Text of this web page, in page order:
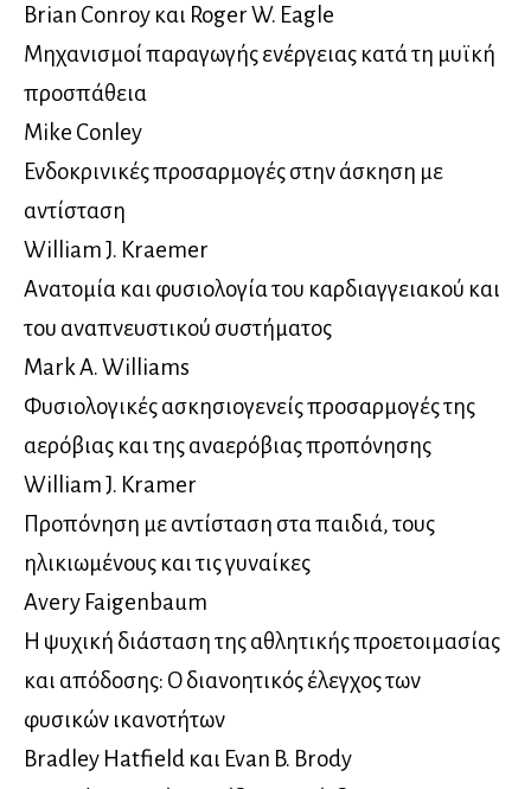
Brian Conroy και Roger W. Eagle
Μηχανισμοί παραγωγής ενέργειας κατά τη μυϊκή
προσπάθεια
Mike Conley
Ενδοκρινικές προσαρμογές στην άσκηση με
αντίσταση
William J. Kraemer
Ανατομία και φυσιολογία του καρδιαγγειακού και
του αναπνευστικού συστήματος
Mark A. Williams
Φυσιολογικές ασκησιογενείς προσαρμογές της
αερόβιας και της αναερόβιας προπόνησης
William J. Kramer
Προπόνηση με αντίσταση στα παιδιά, τους
ηλικιωμένους και τις γυναίκες
Avery Faigenbaum
Η ψυχική διάσταση της αθλητικής προετοιμασίας
και απόδοσης: Ο διανοητικός έλεγχος των
φυσικών ικανοτήτων
Bradley Hatfield και Evan B. Brody